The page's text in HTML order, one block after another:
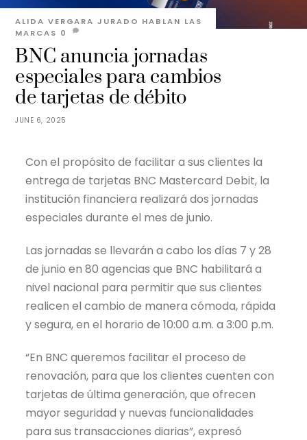
JUNE 6, 2025
BNC anuncia jornadas
especiales para cambios
de tarjetas de débito
ALIDA VERGARA JURADO HABLAN LAS
MARCAS 0
Con el propósito de facilitar a sus clientes la
entrega de tarjetas BNC Mastercard Debit, la
institución financiera realizará dos jornadas
especiales durante el mes de junio.
Las jornadas se llevarán a cabo los días 7 y 28
de junio en 80 agencias que BNC habilitará a
nivel nacional para permitir que sus clientes
realicen el cambio de manera cómoda, rápida
y segura, en el horario de 10:00 a.m. a 3:00 p.m.
“En BNC queremos facilitar el proceso de
renovación, para que los clientes cuenten con
tarjetas de última generación, que ofrecen
mayor seguridad y nuevas funcionalidades
para sus transacciones diarias”, expresó